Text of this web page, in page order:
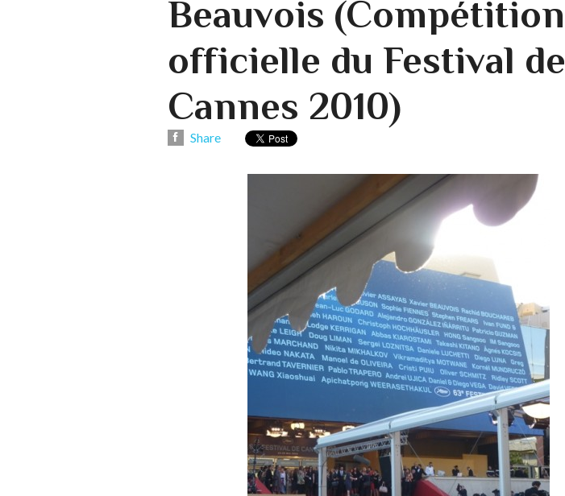
Beauvois (Compétition
officielle du Festival de
Cannes 2010)
Share